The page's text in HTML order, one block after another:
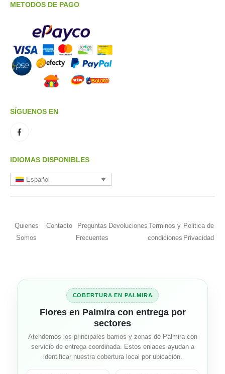
METODOS DE PAGO
SÍGUENOS EN
IDIOMAS DISPONIBLES
Español
Quienes
Somos
Contacto
Preguntas
Frecuentes
Devoluciones Terminos y
condiciones
Politica de
Privacidad
COBERTURA EN PALMIRA
Flores en Palmira con entrega por
sectores
Atendemos los principales barrios y zonas de Palmira con
servicio de entrega coordinada. Estos enlaces ayudan a
identificar nuestra cobertura local por ubicación.